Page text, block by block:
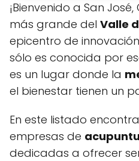
¡Bienvenido a San
más grande del Valle
epicentro de
sólo es conocida por
es un lugar donde la
el bienestar tienen un
En este listado
empresas de
dedicadas a ofrecer